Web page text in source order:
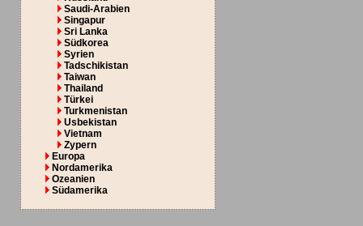
Saudi-Arabien
Singapur
Sri Lanka
Südkorea
Syrien
Tadschikistan
Taiwan
Thailand
Türkei
Turkmenistan
Usbekistan
Vietnam
Zypern
Europa
Nordamerika
Ozeanien
Südamerika